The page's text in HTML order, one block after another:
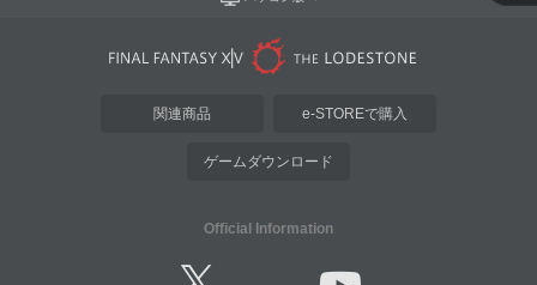
関連商品 e-STOREで購入
ゲームダウンロード
Official Information